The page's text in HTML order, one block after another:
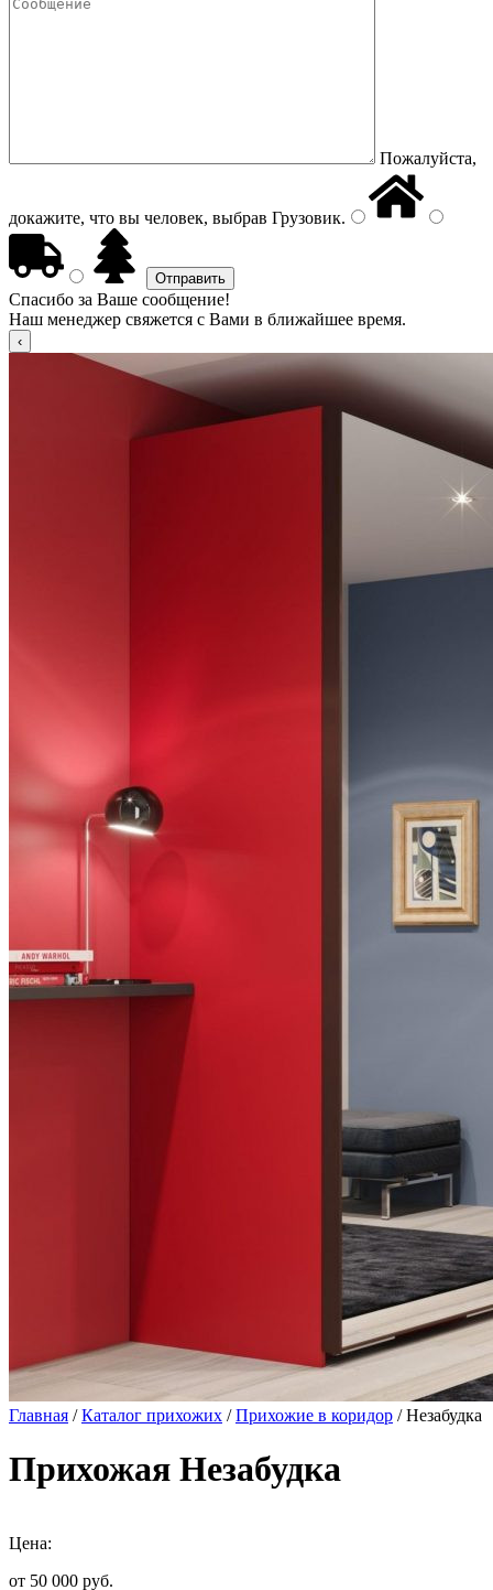
Пожалуйста,
докажите, что вы человек, выбрав Грузовик.
Спасибо за Ваше сообщение!
Наш менеджер свяжется с Вами в ближайшее время.
Главная /Каталог прихожих /Прихожие в коридор / Незабудка
Прихожая Незабудка
Цена:
от 50 000 руб.